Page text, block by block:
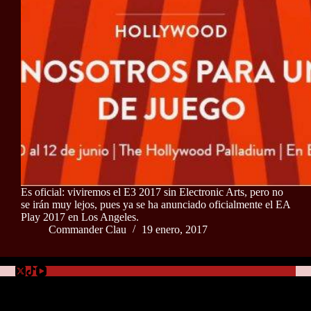
Es oficial: viviremos el E3 2017 sin Electronic Arts, pero no
se irán muy lejos, pues ya se ha anunciado oficialmente el EA
Play 2017 en Los Angeles.
Commander Clau
19 enero, 2017